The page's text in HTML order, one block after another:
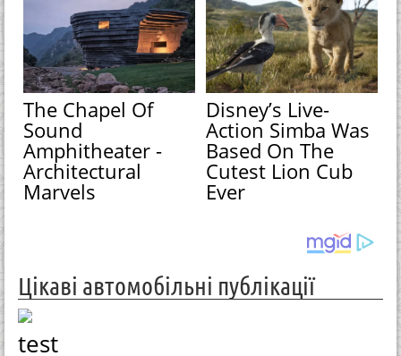
The Chapel Of
Sound
Amphitheater -
Architectural
Marvels
Disney’s Live-
Action Simba Was
Based On The
Cutest Lion Cub
Ever
Цікаві автомобільні публікації
test